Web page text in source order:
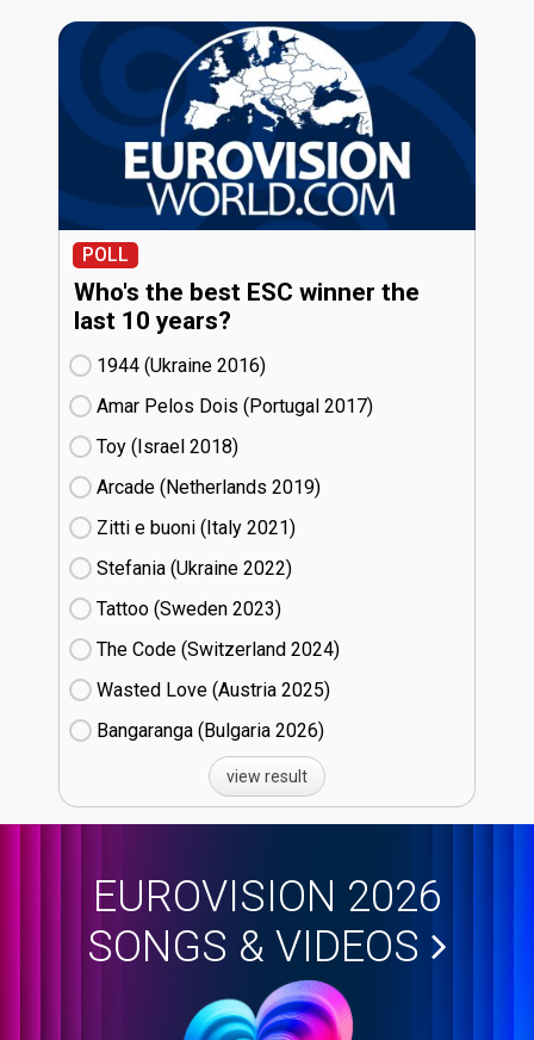
POLL
Who's the best ESC winner the
last 10 years?
1944 (Ukraine
16)
Amar Pelos Dois (Portugal
17)
Toy (Israel
18)
Arcade (Netherlands
19)
Zitti e buoni​ (Italy
21)
Stefania (Ukraine
22)
Tattoo (Sweden
23)
The Code (Switzerland
24)
Wasted Love (Austria
25)
Bangaranga (Bulgaria
26)
view result
EUROVISION 2026
SONGS & VIDEOS